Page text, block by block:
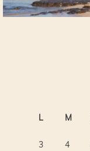
L M
3
4